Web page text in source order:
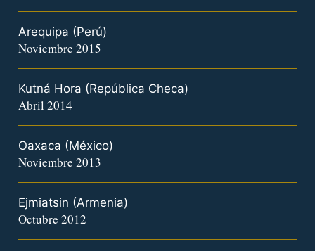
Arequipa (Perú)
Noviembre 2015
Kutná Hora (República Checa)
Abril 2014
Oaxaca (México)
Noviembre 2013
Ejmiatsin (Armenia)
Octubre 2012